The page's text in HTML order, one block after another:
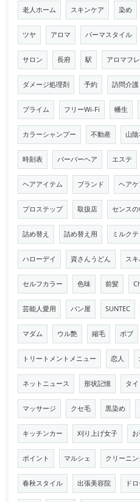
老人ホーム スキンケア 染め
ツヤ アロマ パーマスタイル
サロン 長府 駅 アロマフ
ダメージ処理剤 予約 訪問介護
プライム フリーWi-Fi 幡生
カラーシャンプー 不動産 山
時刻表 バーバーヘア エステ
ヘアアイテム ブランド ヘア
プロステップ 取扱店 センス
詰め替え 詰め替え用 ミルク
ハローデイ 資さんうどん スキ
セルフカラー 色味 前髪
芸能人愛用 パン屋 SUNTEC
マダム ウル艶 縮毛 ボブ
トリートメントメニュー 恋人
ネットニュース 形状記憶 タ
マッサージ クセ毛 黒染め
キッチンカー 刈り上げ女子
ポイント マルシェ クリーニ
春秋スタイル 出張美容院 ド